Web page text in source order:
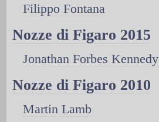
Filippo Fontana
Nozze di Figaro 2015
Jonathan Forbes Kennedy
Nozze di Figaro 2010
Martin Lamb